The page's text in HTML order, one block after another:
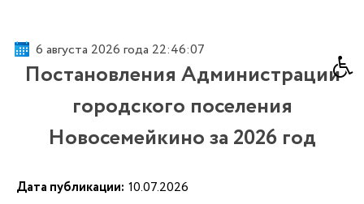
6 августа 2026 года 22:46:07
Постановления Администрации
городского поселения
Новосемейкино за 2026 год
Дата публикации: 10.07.2026